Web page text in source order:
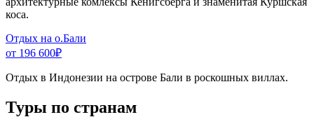
коса.
Отдых на о.Бали
от 196 600₽
Отдых в Индонезии на острове Бали в роскошных виллах.
Туры по странам